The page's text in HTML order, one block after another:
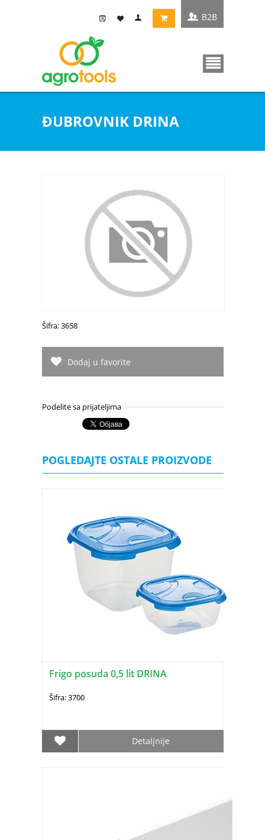
ÐUBROVNIK DRINA
B2B
Šifra: 3658
Dodaj u favorite
Podelite sa prijateljima
POGLEDAJTE OSTALE PROIZVODE
Frigo posuda 0,5 lit DRINA
Šifra: 3700
Detaljnije